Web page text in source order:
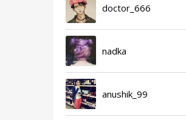
doctor_666
nadka
anushik_99